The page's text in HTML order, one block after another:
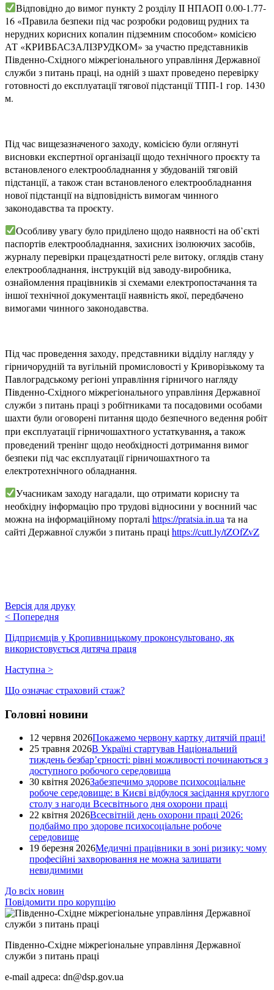
Відповідно до вимог пункту 2 розділу II НПАОП 0.00-1.77-
16 «Правила безпеки під час розробки родовищ рудних та
нерудних корисних копалин підземним способом» комісією
АТ «КРИВБАСЗАЛІЗРУДКОМ» за участю представників
Південно-Східного міжрегіонального управління Державної
служби з питань праці, на одній з шахт проведено перевірку
готовності до експлуатації тягової підстанції ТПП-1 гор. 1430
м.
Під час вищезазначеного заходу, комісією були оглянуті
висновки експертної організації щодо технічного проєкту та
встановленого електрообладнання у збудованій тяговій
підстанції, а також стан встановленого електрообладнання
нової підстанції на відповідність вимогам чинного
законодавства та проєкту.
Особливу увагу було приділено щодо наявності на об’єкті
паспортів електрообладнання, захисних ізолюючих засобів,
журналу перевірки працездатності реле витоку, оглядів стану
електрообладнання, інструкцій від заводу-виробника,
ознайомлення працівників зі схемами електропостачання та
іншої технічної документації наявність якої, передбачено
вимогами чинного законодавства.
Під час проведення заходу, представники відділу нагляду у
гірничорудній та вугільній промисловості у Криворізькому та
Павлоградському регіоні управління гірничого нагляду
Південно-Східного міжрегіонального управління Державної
служби з питань праці з робітниками та посадовими особами
шахти були оговорені питання щодо безпечного ведення робіт
при експлуатації гірничошахтного устаткування,а також
проведений тренінг щодо необхідності дотримання вимог
безпеки під час експлуатації гірничошахтного та
електротехнічного обладнання.
Учасникам заходу нагадали, що отримати корисну та
необхідну інформацію про трудові відносини у воєнний час
можна на інформаційному порталі https://pratsia.in.ua та на
сайті Державної служби з питань праці https://cutt.ly/tZOfZvZ
Версія для друку
< Попередня
Підприємців у Кропивницькому проконсультовано, як
використовується дитяча праця
Наступна >
Що означає страховий стаж?
Головні новини
12 червня 2026Покажемо червону картку дитячій праці!
25 травня 2026В Україні стартував Національний
тиждень безбар’єрності: рівні можливості починаються з
доступного робочого середовища
30 квітня 2026Забезпечимо здорове психосоціальне
робоче середовище: в Києві відбулося засідання круглого
столу з нагоди Всесвітнього дня охорони праці
22 квітня 2026Всесвітній день охорони праці 2026:
подбаймо про здорове психосоціальне робоче
середовище
19 березня 2026Медичні працівники в зоні ризику: чому
професійні захворювання не можна залишати
невидимими
До всіх новин
Повідомити про корупцію
Південно-Східне міжрегіональне управління Державної
служби з питань праці
e-mail адреса: dn@dsp.gov.ua